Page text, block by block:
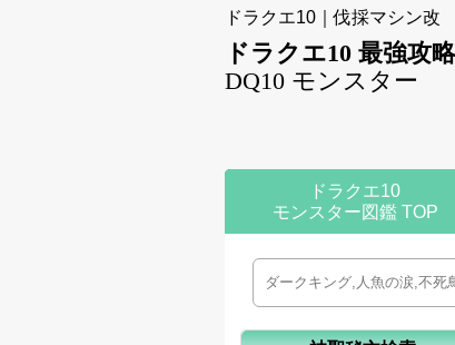
ドラクエ10｜伐採マシン改
ドラクエ10 最強攻
DQ10 モンスター
ドラクエ10
モンスター図鑑 TOP